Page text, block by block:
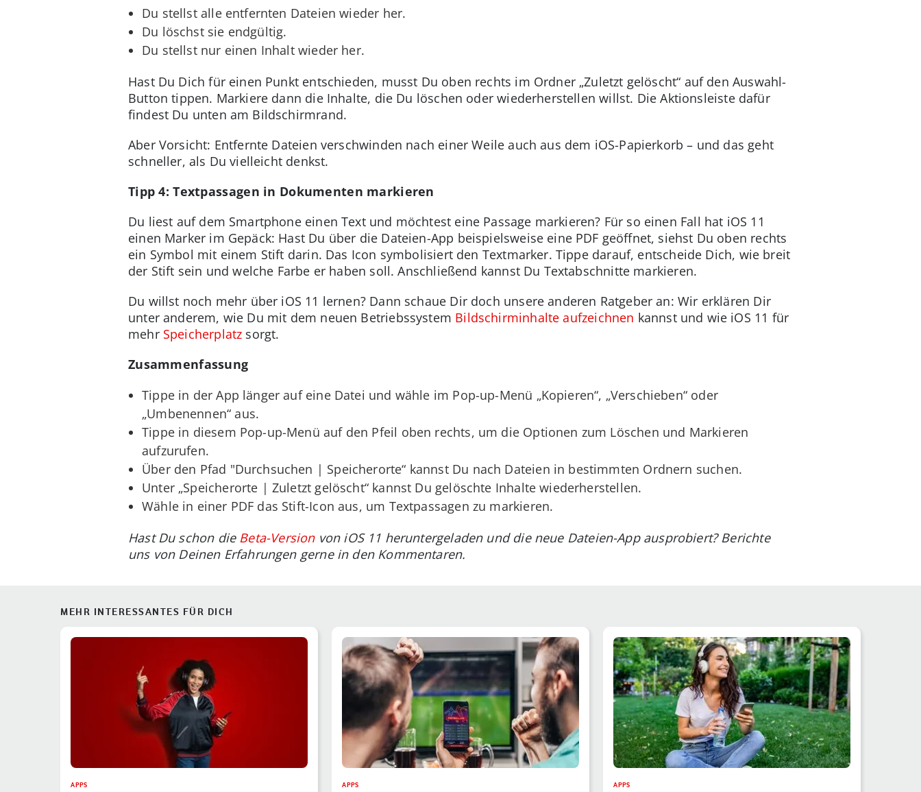
Du stellst alle entfernten Dateien wieder her.
Du löschst sie endgültig.
Du stellst nur einen Inhalt wieder her.
Hast Du Dich für einen Punkt entschieden, musst Du oben rechts im Ordner „Zuletzt gelöscht“ auf den Auswahl-
Button tippen. Markiere dann die Inhalte, die Du löschen oder wiederherstellen willst. Die Aktionsleiste dafür
findest Du unten am Bildschirmrand.
Aber Vorsicht: Entfernte Dateien verschwinden nach einer Weile auch aus dem iOS-Papierkorb – und das geht
schneller, als Du vielleicht denkst.
Tipp 4: Textpassagen in Dokumenten markieren
Du liest auf dem Smartphone einen Text und möchtest eine Passage markieren? Für so einen Fall hat iOS 11
einen Marker im Gepäck: Hast Du über die Dateien-App beispielsweise eine PDF geöffnet, siehst Du oben rechts
ein Symbol mit einem Stift darin. Das Icon symbolisiert den Textmarker. Tippe darauf, entscheide Dich, wie breit
der Stift sein und welche Farbe er haben soll. Anschließend kannst Du Textabschnitte markieren.
Du willst noch mehr über iOS 11 lernen? Dann schaue Dir doch unsere anderen Ratgeber an: Wir erklären Dir
unter anderem, wie Du mit dem neuen Betriebssystem Bildschirminhalte aufzeichnen kannst und wie iOS 11 für
mehr Speicherplatz sorgt.
Zusammenfassung
Tippe in der App länger auf eine Datei und wähle im Pop-up-Menü „Kopieren“, „Verschieben“ oder
„Umbenennen“ aus.
Tippe in diesem Pop-up-Menü auf den Pfeil oben rechts, um die Optionen zum Löschen und Markieren
aufzurufen.
Über den Pfad "Durchsuchen | Speicherorte“ kannst Du nach Dateien in bestimmten Ordnern suchen.
Unter „Speicherorte | Zuletzt gelöscht“ kannst Du gelöschte Inhalte wiederherstellen.
Wähle in einer PDF das Stift-Icon aus, um Textpassagen zu markieren.
Hast Du schon die Beta-Versionvon iOS 11 heruntergeladen und die neue Dateien-App ausprobiert? Berichte
uns von Deinen Erfahrungen gerne in den Kommentaren.
MEHR INTERESSANTES FÜR DICH
APPS APPS APPS